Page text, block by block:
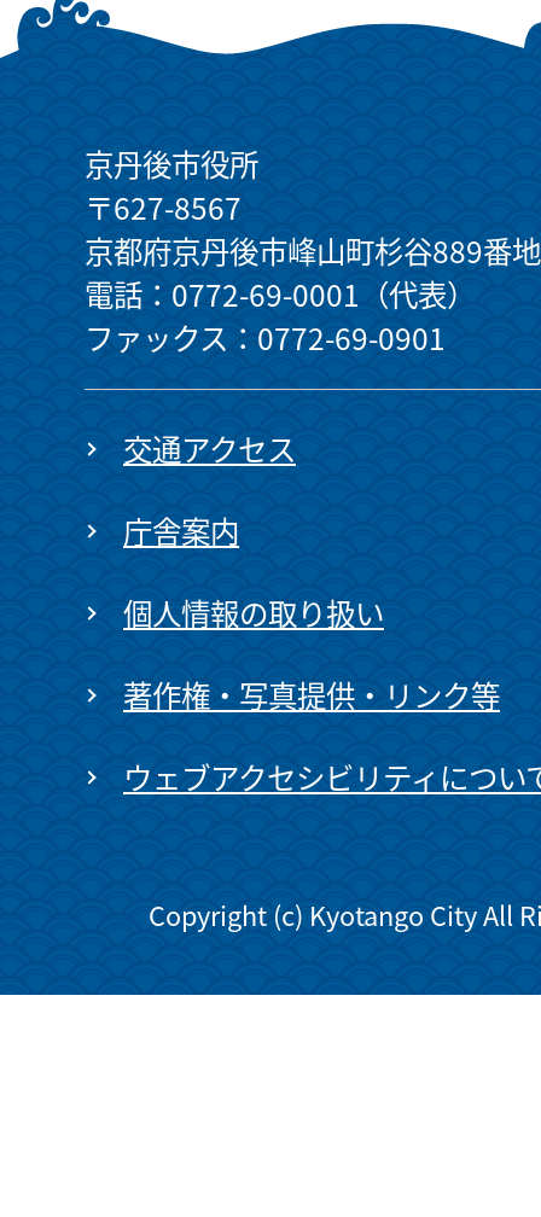
京丹後市役所
〒627-8567
京都府京丹後市峰山町杉谷889番地
電話：0772-69-0001（代表）
ファックス：0772-69-0901
交通アクセス
庁舎案内
個人情報の取り扱い
著作権・写真提供・リンク等
ウェブアクセシビリティについ
Copyright (c) Kyotango City All